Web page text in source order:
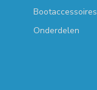
Bootaccessoires
Onderdelen